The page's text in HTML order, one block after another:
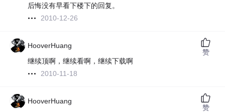
后悔没有早看下楼下的回复。
2010-12-26
HooverHuang
继续顶啊，继续看啊，继续下载啊
2010-11-18
赞
HooverHuang
赞